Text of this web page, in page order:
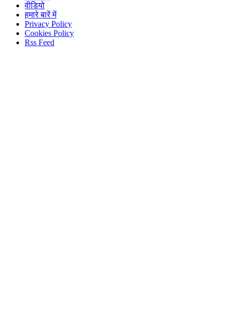
वीडियो
हमारे बारें में
Privacy Policy
Cookies Policy
Rss Feed